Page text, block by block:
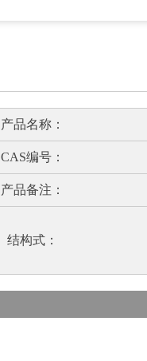
产品名称：
CAS编号：
产品备注：
结构式：